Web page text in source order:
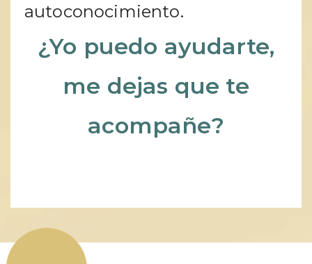
autoconocimiento.
¿Yo puedo ayudarte,
me dejas que te
acompañe?